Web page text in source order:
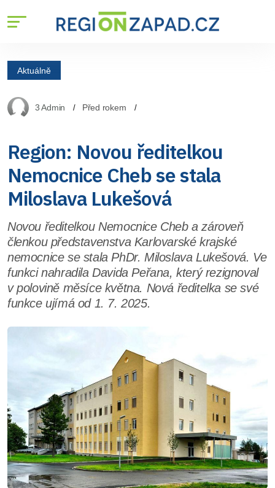
Aktuálně
3 Admin Před rokem
Region: Novou ředitelkou
Nemocnice Cheb se stala
Miloslava Lukešová
Novou ředitelkou Nemocnice Cheb a zároveň
členkou představenstva Karlovarské krajské
nemocnice se stala PhDr. Miloslava Lukešová. Ve
funkci nahradila Davida Peřana, který rezignoval
v polovině měsíce května. Nová ředitelka se své
funkce ujímá od 1. 7. 2025.